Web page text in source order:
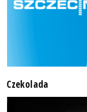
Czekolada